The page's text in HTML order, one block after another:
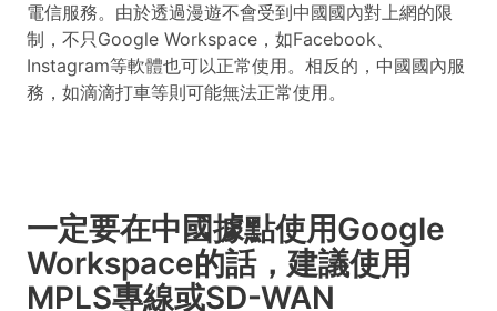
電信服務。由於透過漫遊不會受到中國國內對上網的限
制，不只Google Workspace，如Facebook、
Instagram等軟體也可以正常使用。相反的，中國國內服
務，如滴滴打車等則可能無法正常使用。
一定要在中國據點使用Google
Workspace的話，建議使用
MPLS專線或SD-WAN